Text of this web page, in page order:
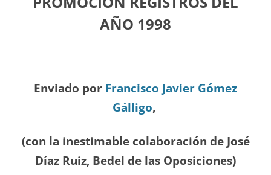
AÑO 1998
Enviado por Francisco Javier Gómez
Gálligo,
(con la inestimable colaboración de José
Díaz Ruiz, Bedel de las Oposiciones)